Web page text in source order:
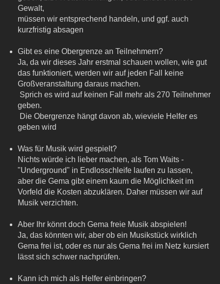
Gewalt,
müssen wir entsprechend handeln, und ggf. auch
kurzfristig absagen
Gibt es eine Obergrenze an Teilnehmern?
Ja, da wir dieses Jahr erstmal schauen wollen, wie gut
das funktioniert, werden wir auf jeden Fall keine
Großveranstaltung daraus machen.
Sprich es wird auf keinen Fall mehr als 270 Teilnehmer
geben.
Die Obergrenze hängt davon ab, wieviele Helfer es
geben wird
Was für Musik wird gespielt?
Nichts würde ich lieber machen, als Tom Waits -
"Underground" in Endlosschleife laufen zu lassen,
aber die Gema gibt einem kaum die Möglichkeit im
Vorfeld die Kosten abzuklären. Daher müssen wir auf
Musik verzichten.
Aber Ihr könnt doch Gema freie Musik abspielen!
Ja, das könnten wir, aber ob ein Musikstück wirklich
Gema frei ist, oder es nur als Gema frei im Netz kursiert
lässt sich schwer nachprüfen.
Kann ich mich als Helfer einbringen?